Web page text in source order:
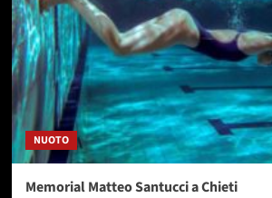
Day
a
Chieti
NUOTO
Memorial Matteo Santucci a Chieti